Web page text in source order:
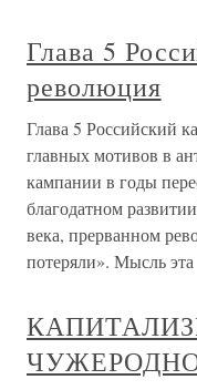
Глава 5
революция
Глава 5 Российский
главных мотивов в
кампании в годы
благодатном
века, прерванном
потеряли». Мысль эта